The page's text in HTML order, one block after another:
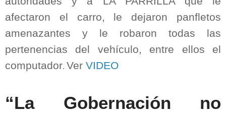
afectaron el carro, le dejaron panfletos
amenazantes y le robaron todas las
pertenencias del vehículo, entre ellos el
computador. Ver VIDEO
“La Gobernación no